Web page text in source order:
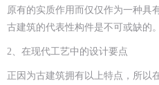
原有的实质作用而仅仅作为一种具
古建筑的代表性构件是不可或缺的。
2、在现代工艺中的设计要点
正因为古建筑拥有以上特点，所以